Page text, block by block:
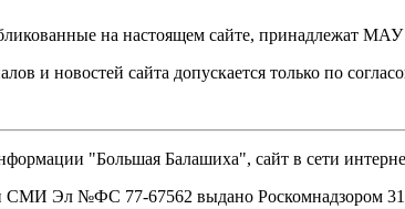
на настоящем сайте, принадлежат
и новостей сайта допускается только по
"Большая Балашиха", сайт в сети
СМИ Эл №ФС ‎77-67562 выдано Роскомнадзором 31